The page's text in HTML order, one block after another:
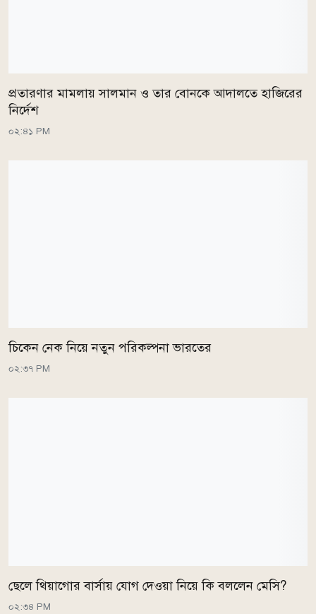
প্রতারণার মামলায় সালমান ও তার বোনকে আদালতে হাজিরের
নির্দেশ
০২:৪১ PM
চিকেন নেক নিয়ে নতুন পরিকল্পনা ভারতের
০২:৩৭ PM
ছেলে থিয়াগোর বার্সায় যোগ দেওয়া নিয়ে কি বললেন মেসি?
০২:৩৪ PM